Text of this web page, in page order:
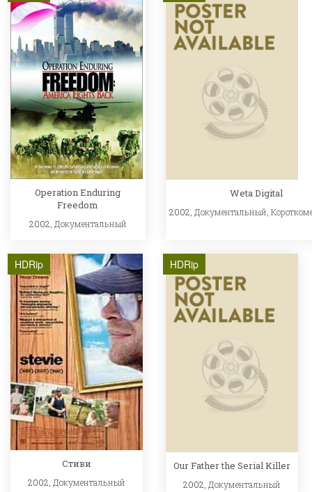
Operation Enduring
Freedom
2002, Документальный
Weta Digital
2002, Документальный ,
HDRip
Стиви
2002, Документальный
HDRip
Our Father the Serial Killer
2002,Документальный